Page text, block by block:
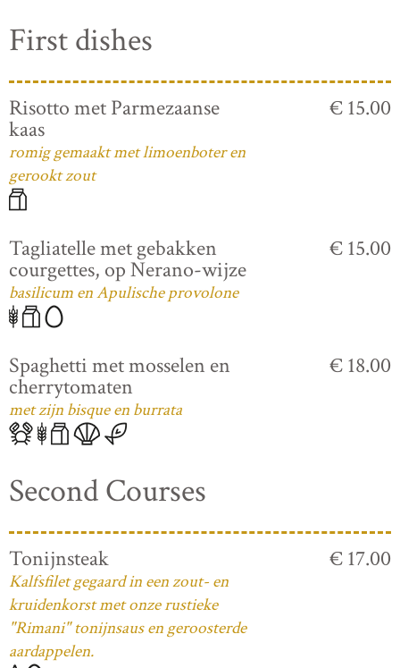
First dishes
Risotto met Parmezaanse
kaas
romig gemaakt met limoenboter en
gerookt zout
€ 15.00
Tagliatelle met gebakken
courgettes, op Nerano-wijze
basilicum en Apulische provolone
€ 15.00
Spaghetti met mosselen en
cherrytomaten
met zijn bisque en burrata
€ 18.00
Second Courses
Tonijnsteak
Kalfsfilet gegaard in een zout- en
kruidenkorst met onze rustieke
"Rimani" tonijnsaus en geroosterde
aardappelen.
€ 17.00